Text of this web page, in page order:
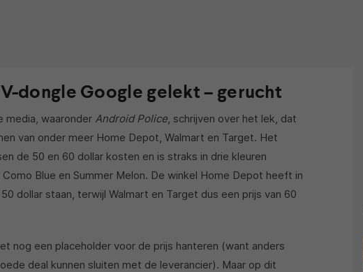
dongle Google gelekt – gerucht
media, waaronder Android Police , schrijven over het lek, dat
van onder meer Home Depot, Walmart en Target. Het
de 50 en 60 dollar kosten en is straks in drie kleuren
Blue en Summer Melon. De winkel Home Depot heeft in
dollar staan, terwijl Walmart en Target dus een prijs van 60
nog een placeholder voor de prijs hanteren (want anders
deal kunnen sluiten met de leverancier). Maar op dit